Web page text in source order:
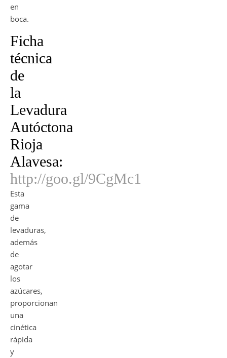
en
boca.
Ficha
técnica
de
la
Levadura
Autóctona
Rioja
Alavesa:
http://goo.gl/9CgMc1
Esta
gama
de
levaduras,
además
de
agotar
los
azúcares,
proporcionan
una
cinética
rápida
y